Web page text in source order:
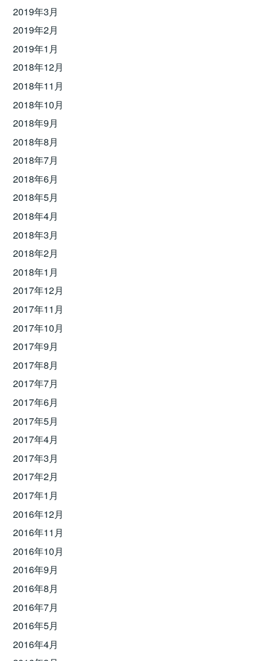
2019年3月
2019年2月
2019年1月
2018年12月
2018年11月
2018年10月
2018年9月
2018年8月
2018年7月
2018年6月
2018年5月
2018年4月
2018年3月
2018年2月
2018年1月
2017年12月
2017年11月
2017年10月
2017年9月
2017年8月
2017年7月
2017年6月
2017年5月
2017年4月
2017年3月
2017年2月
2017年1月
2016年12月
2016年11月
2016年10月
2016年9月
2016年8月
2016年7月
2016年5月
2016年4月